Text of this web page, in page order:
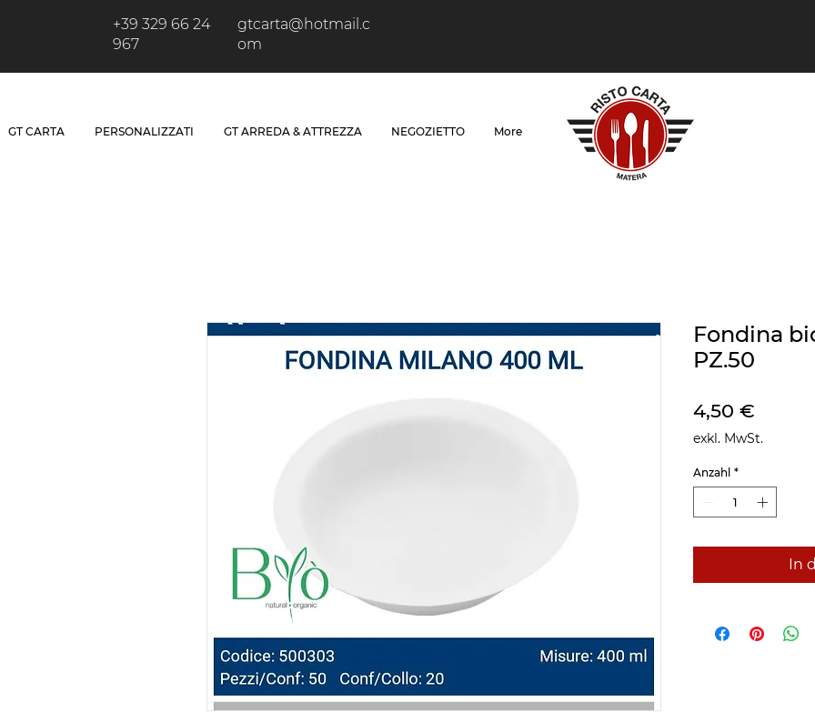
+39 329 66 24
967
gtcarta@hotmail.c
om
GT CARTA PERSONALIZZATI GT ARREDA & ATTREZZA NEGOZIETTO More
Fondina
PZ.50
4,50 €
exkl. MwSt.
Anzahl *
In